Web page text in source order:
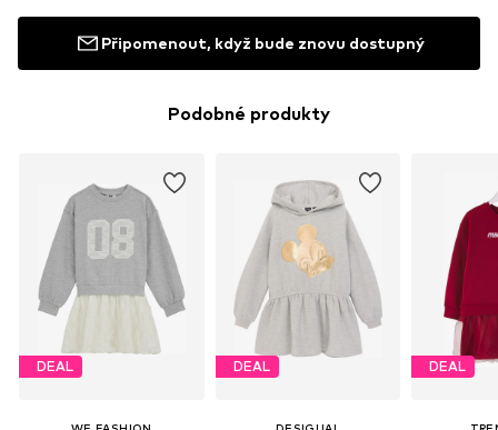
Připomenout, když bude znovu dostupný
Podobné produkty
DEAL DEAL DEAL